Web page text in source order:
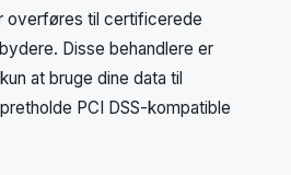
overføres til certificerede
Disse behandlere er
at bruge dine data til
PCI DSS-kompatible